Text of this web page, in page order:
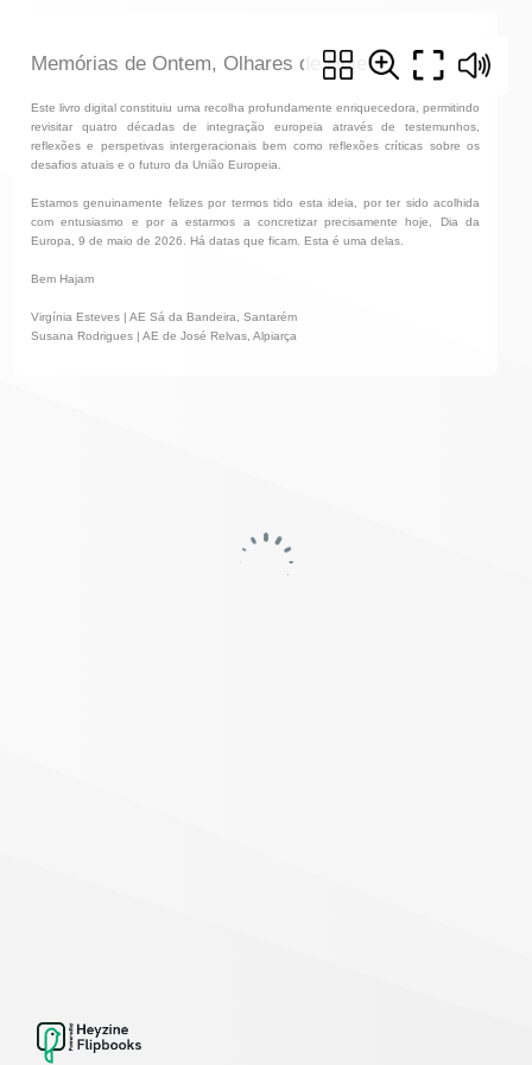
Memórias de Ontem, Olhares de Hoje!
Este livro digital constituiu uma recolha profundamente enriquecedora, permitindo
revisitar quatro décadas de integração europeia através de testemunhos,
reflexões e perspetivas intergeracionais bem como reflexões críticas sobre os
desafios atuais e o futuro da União Europeia.
Estamos genuinamente felizes por termos tido esta ideia, por ter sido acolhida
com entusiasmo e por a estarmos a concretizar precisamente hoje, Dia da
Europa, 9 de maio de 2026. Há datas que ficam. Esta é uma delas.
Bem Hajam
Virgínia Esteves | AE Sá da Bandeira, Santarém
Susana Rodrigues | AE de José Relvas, Alpiarça